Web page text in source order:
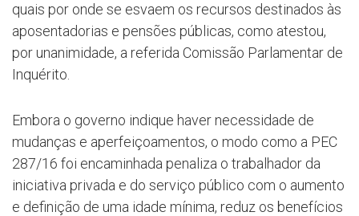
quais por onde se esvaem os recursos destinados às
aposentadorias e pensões públicas, como atestou,
por unanimidade, a referida Comissão Parlamentar de
Inquérito.
Embora o governo indique haver necessidade de
mudanças e aperfeiçoamentos, o modo como a PEC
287/16 foi encaminhada penaliza o trabalhador da
iniciativa privada e do serviço público com o aumento
e definição de uma idade mínima, reduz os benefícios